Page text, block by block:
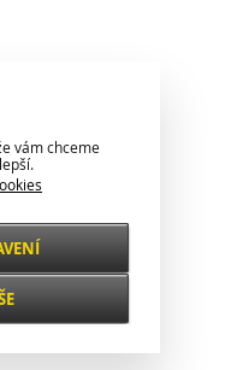
vám chceme